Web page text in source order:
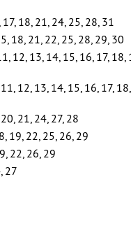
18, 21, 24, 25, 28, 31
18, 21, 22, 25, 28, 29, 30
12, 13, 14, 15, 16, 17,
11, 12, 13, 14, 15, 16, 17,
21, 24, 27, 28
19, 22, 25, 26, 29
22, 26, 29
27